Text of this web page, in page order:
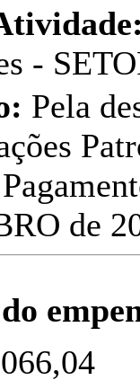
-
Pela
de